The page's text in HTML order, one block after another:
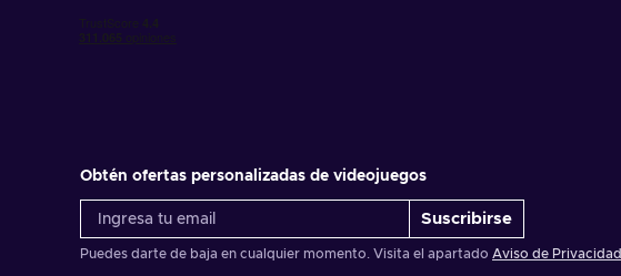
Obtén ofertas personalizadas de videojuegos
Suscribirse
Puedes darte de baja en cualquier momento. Visita el apartado Aviso de Privacidad